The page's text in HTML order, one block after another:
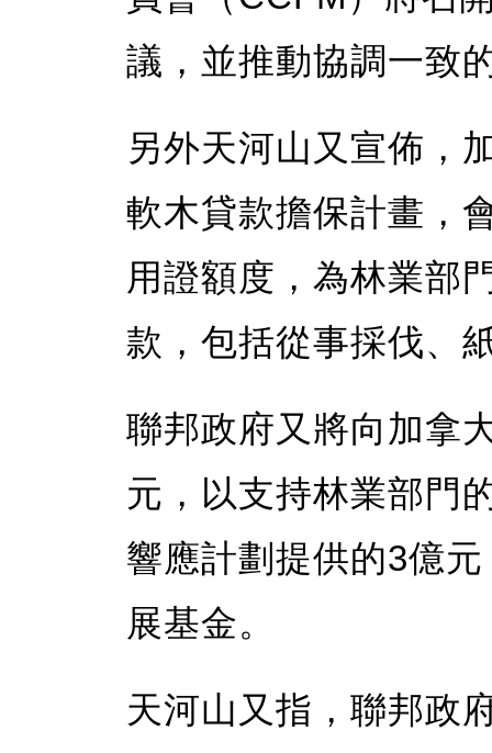
議，並推動協調一致
另外天河山又宣佈，
軟木貸款擔保計畫，
用證額度，為林業部
款，包括從事採伐、
聯邦政府又將向加拿
元，以支持林業部門
響應計劃提供的3億
展基金。
天河山又指，聯邦政